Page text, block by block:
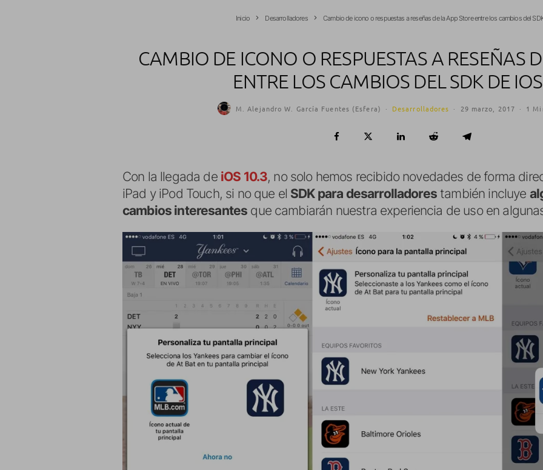
Inicio Desarrolladores Cambio de icono o respuestas a reseñas de la App Store entre los cambios del
CAMBIO DE ICONO O RESPUESTAS A RESEÑAS
ENTRE LOS CAMBIOS DEL SDK DE
M. Alejandro W. García Fuentes (Esfera) · Desarrolladores · 29 marzo, 2017 · 1
Con la llegada de iOS 10.3, no solo hemos recibido novedades de forma
iPad y iPod Touch, si no que el SDK para desarrolladorestambién incluye
cambios interesantes que cambiarán nuestra experiencia de uso en